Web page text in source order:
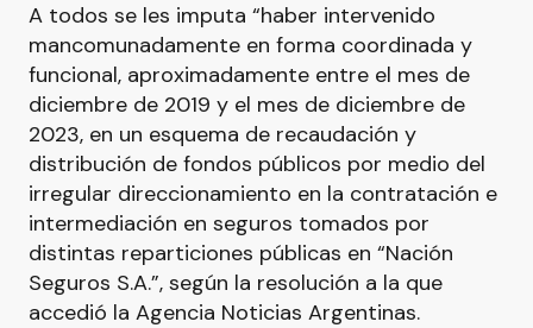
A todos se les imputa “haber intervenido
mancomunadamente en forma coordinada y
funcional, aproximadamente entre el mes de
diciembre de 2019 y el mes de diciembre de
2023, en un esquema de recaudación y
distribución de fondos públicos por medio del
irregular direccionamiento en la contratación e
intermediación en seguros tomados por
distintas reparticiones públicas en “Nación
Seguros S.A.”, según la resolución a la que
accedió la Agencia Noticias Argentinas.